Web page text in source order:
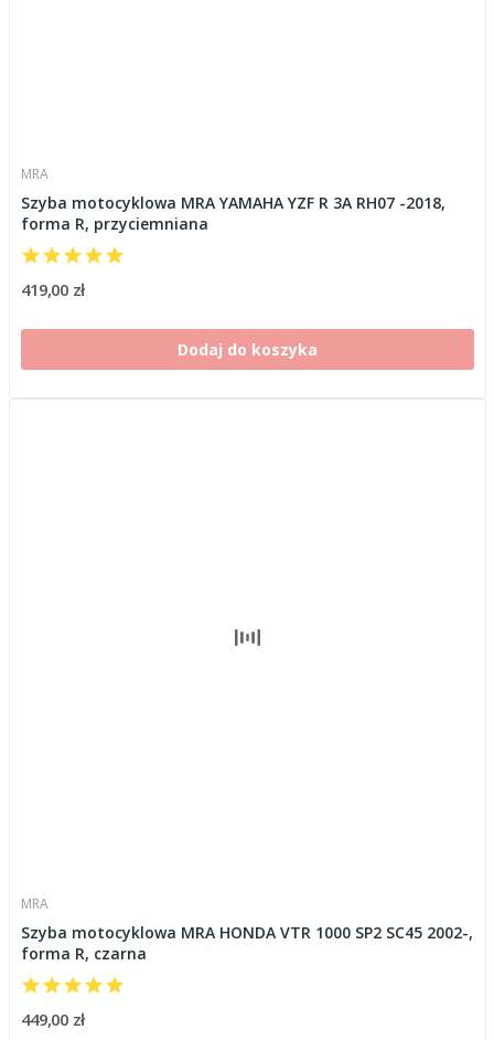
MRA
Szyba motocyklowa MRA YAMAHA YZF R 3A RH07 -2018,
forma R, przyciemniana
419,00 zł
Dodaj do koszyka
MRA
Szyba motocyklowa MRA HONDA VTR 1000 SP2 SC45 2002-,
forma R, czarna
449,00 zł